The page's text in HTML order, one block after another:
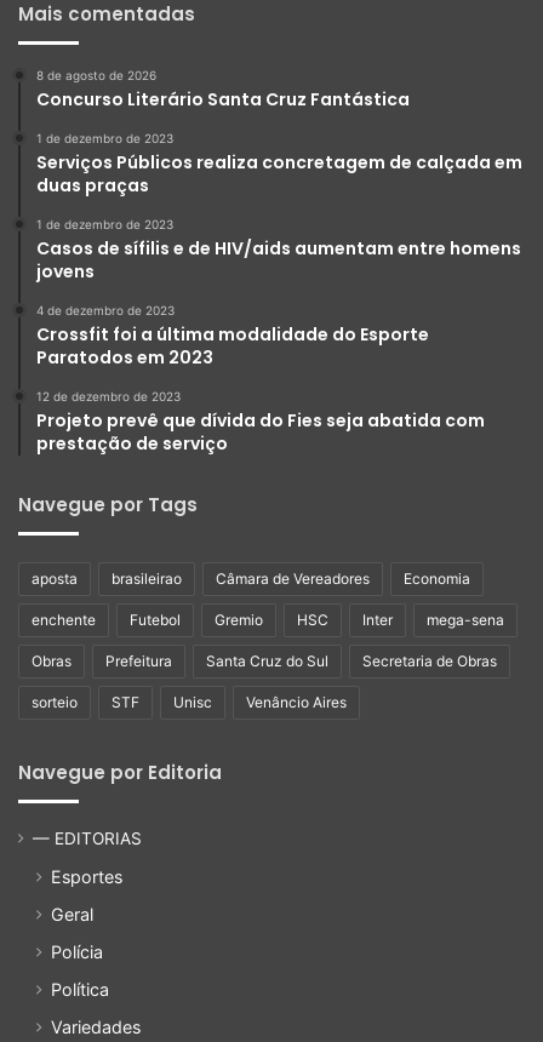
Mais comentadas
8 de agosto de 2026
Concurso Literário Santa Cruz Fantástica
1 de dezembro de 2023
Serviços Públicos realiza concretagem de calçada em
duas praças
1 de dezembro de 2023
Casos de sífilis e de HIV/aids aumentam entre homens
jovens
4 de dezembro de 2023
Crossfit foi a última modalidade do Esporte
Paratodos em 2023
12 de dezembro de 2023
Projeto prevê que dívida do Fies seja abatida com
prestação de serviço
Navegue por Tags
aposta brasileirao Câmara de Vereadores Economia
enchente Futebol Gremio HSC Inter mega-sena
Obras Prefeitura Santa Cruz do Sul Secretaria de Obras
sorteio STF Unisc Venâncio Aires
Navegue por Editoria
— EDITORIAS
Esportes
Geral
Polícia
Política
Variedades